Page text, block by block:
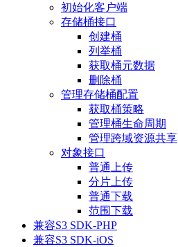
初始化客户端
存储桶接口
创建桶
列举桶
获取桶元数据
删除桶
管理存储桶配置
获取桶策略
管理桶生命周期
管理跨域资源共享
对象接口
普通上传
分片上传
普通下载
范围下载
兼容S3 SDK-PHP
兼容S3 SDK-iOS